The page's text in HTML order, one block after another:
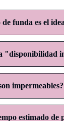
de funda es el
"disponibilidad
impermeables?
estimado de